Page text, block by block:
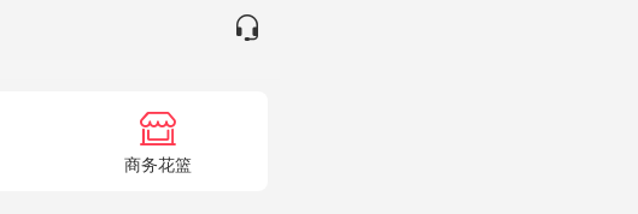
商务花篮